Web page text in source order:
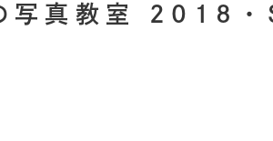
写真教室 2018